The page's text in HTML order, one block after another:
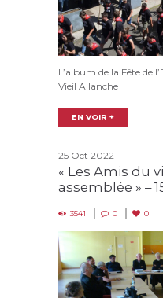
L’album de la Fête de
Vieil Allanche
EN VOIR +
25 Oct 2022
« Les Amis du
assemblée » –
3541 0 0